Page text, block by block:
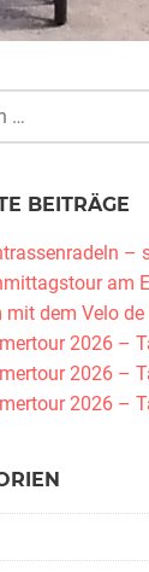
BEITRÄGE
–
am
mit dem Velo de
2026 –
2026 –
2026 –